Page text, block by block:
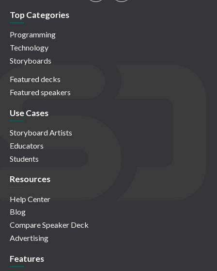
Top Categories
Programming
Technology
Storyboards
Featured decks
Featured speakers
Use Cases
Storyboard Artists
Educators
Students
Resources
Help Center
Blog
Compare Speaker Deck
Advertising
Features